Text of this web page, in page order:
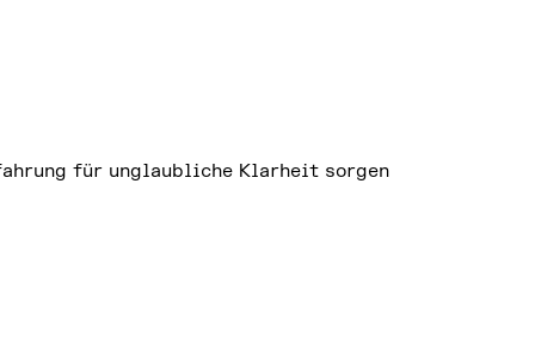
für unglaubliche Klarheit sorgen